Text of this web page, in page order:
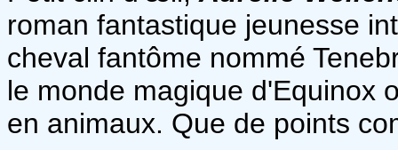
roman fantastique jeunesse
cheval fantôme nommé
le monde magique d'Equinox
en animaux. Que de points